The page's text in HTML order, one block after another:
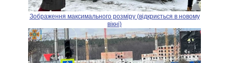
Зображення максимального розміру (відкриється в новому
вікні)